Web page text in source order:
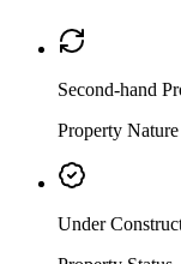
Second-hand
Property Nature
Under